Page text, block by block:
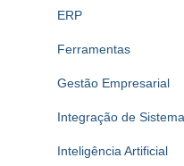
ERP
Ferramentas
Gestão Empresarial
Integração de
Inteligência Artificial